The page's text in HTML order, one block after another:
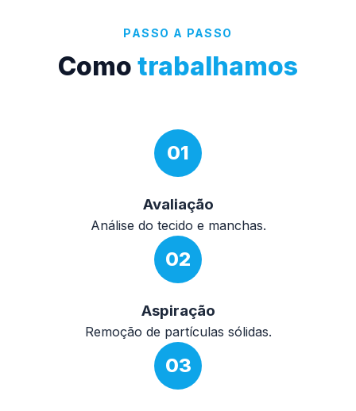
PASSO A PASSO
Como trabalhamos
01
Avaliação
Análise do tecido e manchas.
02
Aspiração
Remoção de partículas sólidas.
03